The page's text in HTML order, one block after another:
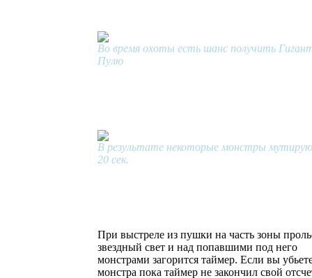
Во время охоты есть шанс получить
Пулю
В результате некоторые монстры
20 сек.
При выстреле из пушки на часть зоны
звездный свет и над попавшими под него
монстрами загорится таймер. Если вы
монстра пока таймер не закончил свой